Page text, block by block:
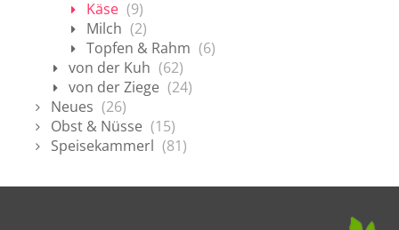
Käse (9)
Milch (2)
Topfen & Rahm (6)
von der Kuh (62)
von der Ziege (24)
Neues (26)
Obst & Nüsse (15)
Speisekammerl (81)